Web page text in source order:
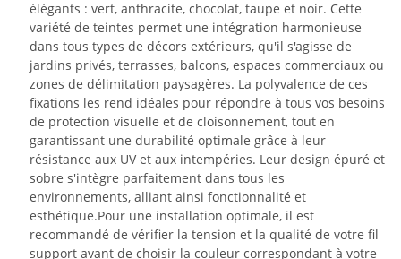
élégants : vert, anthracite, chocolat, taupe et noir. Cette
variété de teintes permet une intégration harmonieuse
dans tous types de décors extérieurs, qu'il s'agisse de
jardins privés, terrasses, balcons, espaces commerciaux ou
zones de délimitation paysagères. La polyvalence de ces
fixations les rend idéales pour répondre à tous vos besoins
de protection visuelle et de cloisonnement, tout en
garantissant une durabilité optimale grâce à leur
résistance aux UV et aux intempéries. Leur design épuré et
sobre s'intègre parfaitement dans tous les
environnements, alliant ainsi fonctionnalité et
esthétique.Pour une installation optimale, il est
recommandé de vérifier la tension et la qualité de votre fil
support avant de choisir la couleur correspondant à votre